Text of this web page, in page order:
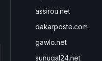
assirou.net
dakarposte.com
gawlo.net
sunugal24.net